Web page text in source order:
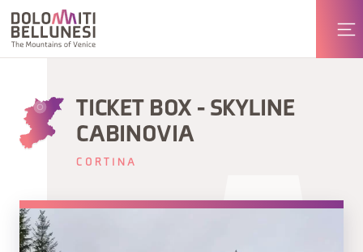
TICKET BOX - SKYLINE
CABINOVIA
CORTINA